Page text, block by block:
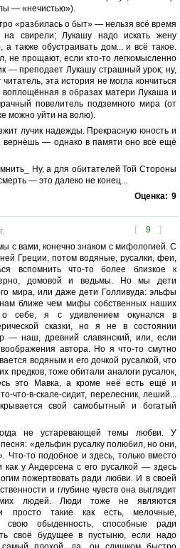
— «нечистью»).
«разбилась о быт» — нельзя всё время
на свирели; Лукашу надо искать жену
также обустраивать дом... и всё такое.
не прощают, если кто-то легкомысленно
— преподает Лукашу страшный урок; ну,
эта история не могла кончиться
в образах матери Лукаша и
повелитель подземного мира (от
можно уйти на волю).
лучик надежды. Прекрасную юность и
вернёшь — однако в памяти оно всё ещё
Ну, а для обитателей Той Стороны
— это далеко не конец...
Оценка: 9
[ 9 ]
с вами, конечно знаком с мифологией. С
Греции, потом водяные, русалки, феи,
вспомнить что-то более близкое к
домовой и ведьмы. Но мы дети
мира, или даже дети Голливуда: эльфы
ближе чем мифы собственных наших
о себе, я с удивлением окунался в
сказки, но я не в состоянии
— наш, древний славянский, или, если
автора. Но я что-то смутно
водяным и его дочкой русалкой, что
предков, тоже обитали аналоги русалок,
это Мавка, а кроме неё есть ещё и
что-в-скале-сидит, перелесник, леший...
свой самобытный и богатый
не устаревающей темы любви. У
«дельфин русалку полюбил, но они,
Что-то подобное и здесь, только вместо
у Андерсена с его русалкой — здесь
пожертвовать ради любви. И в своей
и глубине чувств она выглядит
людей. Люди тоже не являются
просто такие как есть, мелочные,
свою обыденность, способные ради
своё будущее в пустыню, если надо